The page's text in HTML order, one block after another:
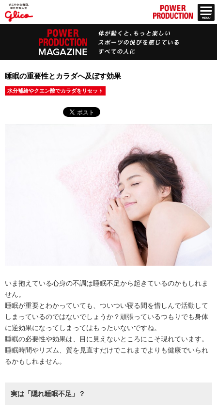
睡眠の重要性とカラダへ及ぼす効果
水分補給やクエン酸でカラダをリセット
いま抱えている心身の不調は睡眠不足から起きているのかもしれま
せん。
睡眠が重要とわかっていても、ついつい寝る間を惜しんで活動して
しまっているのではないでしょうか？頑張っているつもりでも身体
に逆効果になってしまってはもったいないですね。
睡眠の必要性や効果は、目に見えないところにこそ現れています。
睡眠時間やリズム、質を見直すだけでこれまでよりも健康でいられ
るかもしれません。
実は「隠れ睡眠不足」？